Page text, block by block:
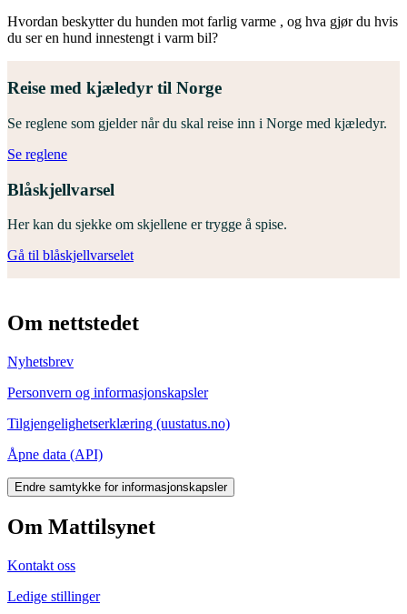
Hvordan beskytter du hunden mot farlig varme , og hva gjør du hvis
du ser en hund innestengt i varm bil?
Reise med kjæledyr til Norge
Se reglene som gjelder når du skal reise inn i Norge med kjæledyr.
Se reglene
Blåskjellvarsel
Her kan du sjekke om skjellene er trygge å spise.
Gå til blåskjellvarselet
Om nettstedet
Nyhetsbrev
Personvern og informasjonskapsler
Tilgjengelighetserklæring (uustatus.no)
Åpne data (API)
Endre samtykke for informasjonskapsler
Om Mattilsynet
Kontakt oss
Ledige stillinger